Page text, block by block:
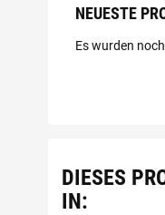
NEUESTE
Es wurden
DIESES
IN: